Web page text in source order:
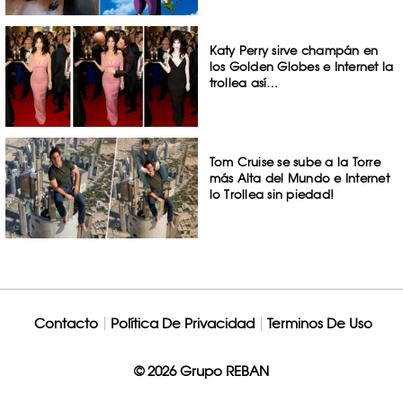
Katy Perry sirve champán en
los Golden Globes e Internet la
trollea así…
Tom Cruise se sube a la Torre
más Alta del Mundo e Internet
lo Trollea sin piedad!
Contacto Política De Privacidad Terminos De Uso
© 2026 Grupo REBAN